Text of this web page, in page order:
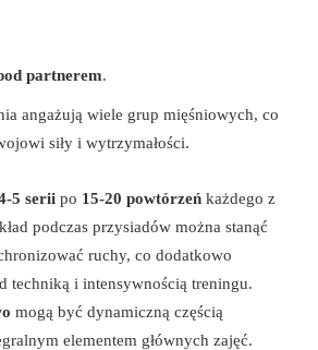
partnerem.
angażują wiele grup mięśniowych, co
siły i wytrzymałości.
5 serii po 15-20 powtórzeń każdego z
podczas przysiadów można stanąć
ruchy, co dodatkowo
techniką i intensywnością treningu.
mogą być dynamiczną częścią
elementem głównych zajęć.